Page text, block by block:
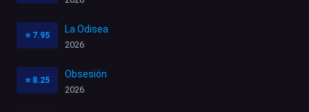
⭐ 7.95
La Odisea
2026
⭐ 8.25
Obsesión
2026